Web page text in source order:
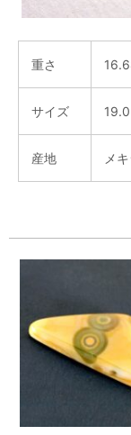
重さ
サイズ
産地 メ